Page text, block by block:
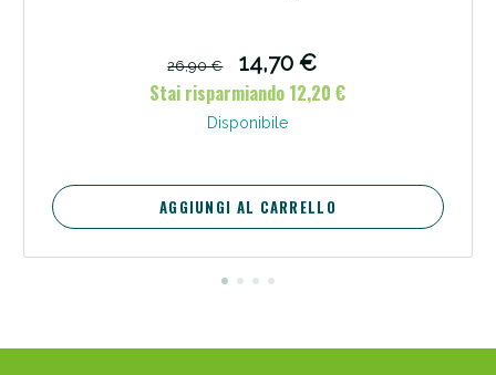
26,90 €
14,70 €
Stai risparmiando 12,20 €
Disponibile
AGGIUNGI AL CARRELLO